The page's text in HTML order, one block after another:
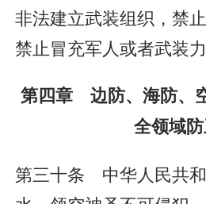
非法建立武装组织，禁
禁止冒充军人或者武装力
第四章 边防、海防、
全领域
第三十条 中华人民共